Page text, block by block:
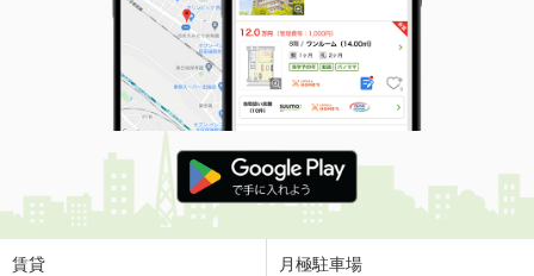
賃貸 月極駐車場